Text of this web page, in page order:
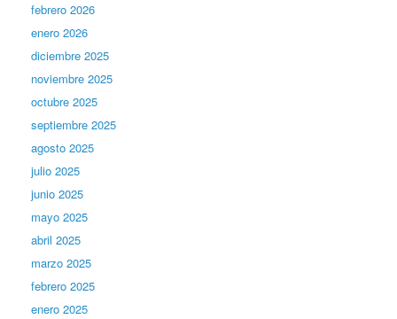
febrero 2026
enero 2026
diciembre 2025
noviembre 2025
octubre 2025
septiembre 2025
agosto 2025
julio 2025
junio 2025
mayo 2025
abril 2025
marzo 2025
febrero 2025
enero 2025